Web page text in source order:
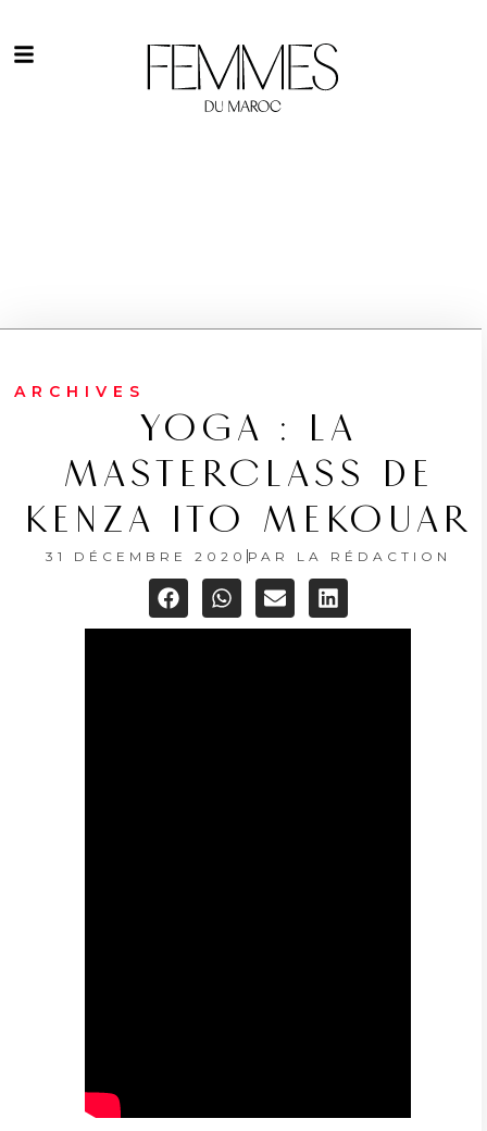
ARCHIVES
YOGA : LA
MASTERCLASS DE
KENZA ITO MEKOUAR
31 DÉCEMBRE 2020 PAR LA RÉDACTION